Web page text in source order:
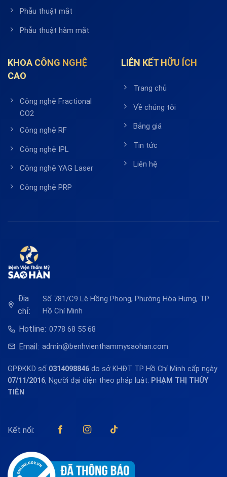
Phẫu thuật mắt
Phẫu thuật hàm mặt
KHOA CÔNG NGHỆ
CAO
Công nghệ Fractional
CO2
Công nghệ RF
Công nghệ IPL
Công nghệ YAG Laser
Công nghệ PRP
LIÊN KẾT HỮU ÍCH
Trang chủ
Về chúng tôi
Bảng giá
Tin tức
Liên hệ
Địa
chỉ:
Số 781/C9 Lê Hồng Phong, Phường Hòa Hưng, TP
Hồ Chí Minh
Hotline: 0778 68 55 68
Email: admin@benhvienthammysaohan.com
GPĐKKD số 0314098846 do sở KHĐT TP Hồ Chí Minh cấp ngày
07/11/2016, Người đại diện theo pháp luật: PHẠM THỊ THỦY
TIÊN
Kết nối: